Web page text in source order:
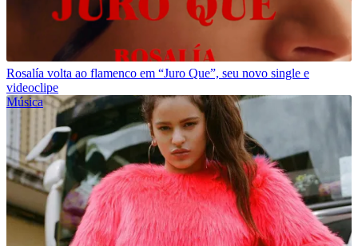
Rosalía volta ao flamenco em “Juro Que”, seu novo single e
videoclipe
Música